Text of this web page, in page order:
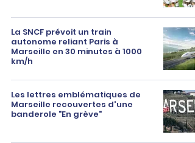
La SNCF prévoit un train
autonome reliant Paris à
Marseille en 30 minutes à 1000
km/h
Les lettres emblématiques de
Marseille recouvertes d'une
banderole "En grève"